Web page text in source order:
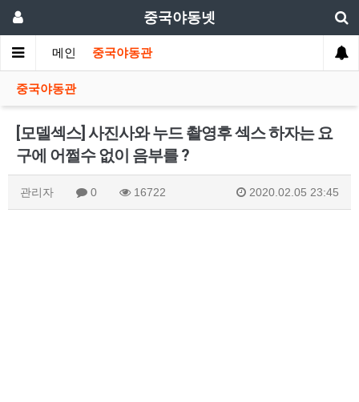
중국야동넷
메인 중국야동관
중국야동관
[모델섹스] 사진사와 누드 촬영후 섹스 하자는 요
구에 어쩔수 없이 음부를 ?
관리자 0 16722 2020.02.05 23:45